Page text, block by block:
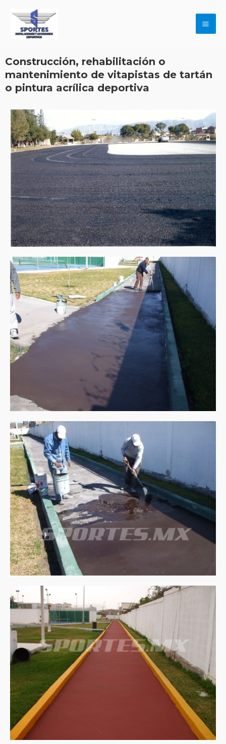
Construcción, rehabilitación o
mantenimiento de vitapistas de tartán
o pintura acrílica deportiva